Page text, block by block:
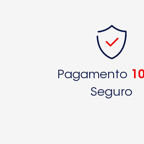
Pagamento
Seguro